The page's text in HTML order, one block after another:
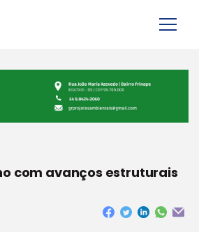
com avanços estruturais